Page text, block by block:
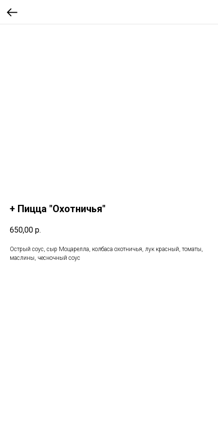
+ Пицца "Охотничья"
650,00 р.
Острый соус, сыр Моцарелла, колбаса охотничья, лук красный, томаты,
маслины, чесночный соус